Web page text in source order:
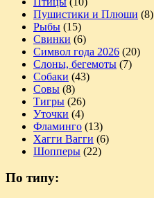
Пушистики и Плюши (8)
Рыбы (15)
Свинки (6)
Символ года 2026 (20)
Слоны, бегемоты (7)
Собаки (43)
Совы (8)
Тигры (26)
Уточки (4)
Фламинго (13)
Хагги Вагги (6)
Шопперы (22)
По типу: